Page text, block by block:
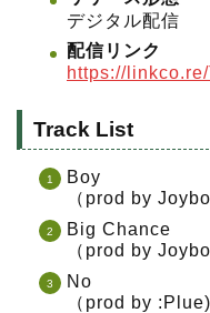
デジタル配信
配信リンク
https://
Track List
Boy
（prod by
Big Chance
（prod by
No
（prod by :Plue)